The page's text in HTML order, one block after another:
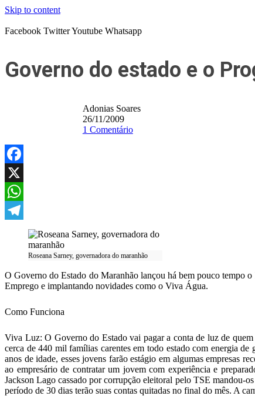
Skip to content
Facebook TwitterYoutube Whatsapp
Governo do estado e o
Adonias Soares
26/11/2009
1 Comentário
Facebook
X
WhatsApp
Telegram
Roseana Sarney, governadora do maranhão
O Governo do Estado do Maranhão lançou há bem pouco tempo
Emprego e implantando novidades como o Viva Água.
Como Funciona
Viva Luz: O Governo do Estado vai pagar a conta de luz de
cerca de 440 mil famílias carentes em todo estado com energia
anos de idade, esses jovens farão estágio em algumas empresas
ao empresário de contratar um jovem com experiência e
Jackson Lago cassado por corrupção eleitoral pelo TSE mandou-
período de 30 dias terão suas contas quitadas no final do mês. A